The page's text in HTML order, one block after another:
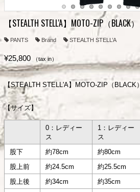
【STEALTH STELL'A】MOTO-ZIP（BLACK）
PANTS Brand STEALTH STELL’A
¥25,800 （tax in）
【STEALTH STELL'A】MOTO-ZIP（BLACK）
【サイズ】
0：レディー
ス
1：レディー
ス
股下
約78cm 約80cm
股上前
約24.5cm 約25.5cm
股上後
約34cm 約35cm